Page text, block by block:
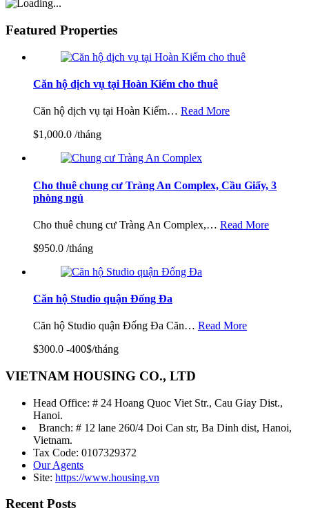
Featured Properties
Căn hộ dịch vụ tại Hoàn Kiếm cho thuê
Căn hộ dịch vụ tại Hoàn Kiếm… Read More
$1,000.0 /tháng
Cho thuê chung cư Tràng An Complex, Cầu Giấy, 3
phòng ngủ
Cho thuê chung cư Tràng An Complex,… Read More
$950.0 /tháng
Căn hộ Studio quận Đống Đa
Căn hộ Studio quận Đống Đa Căn… Read More
$300.0 -400$/tháng
VIETNAM HOUSING CO., LTD
Head Office: # 24 Hoang Quoc Viet Str., Cau Giay Dist.,
Hanoi.
Branch: # 12 lane 260/4 Doi Can str, Ba Dinh dist, Hanoi,
Vietnam.
Tax Code: 0107329372
Our Agents
Site: https://www.housing.vn
Recent Posts